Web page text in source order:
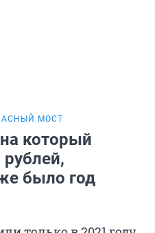
МОСТ
который
было год